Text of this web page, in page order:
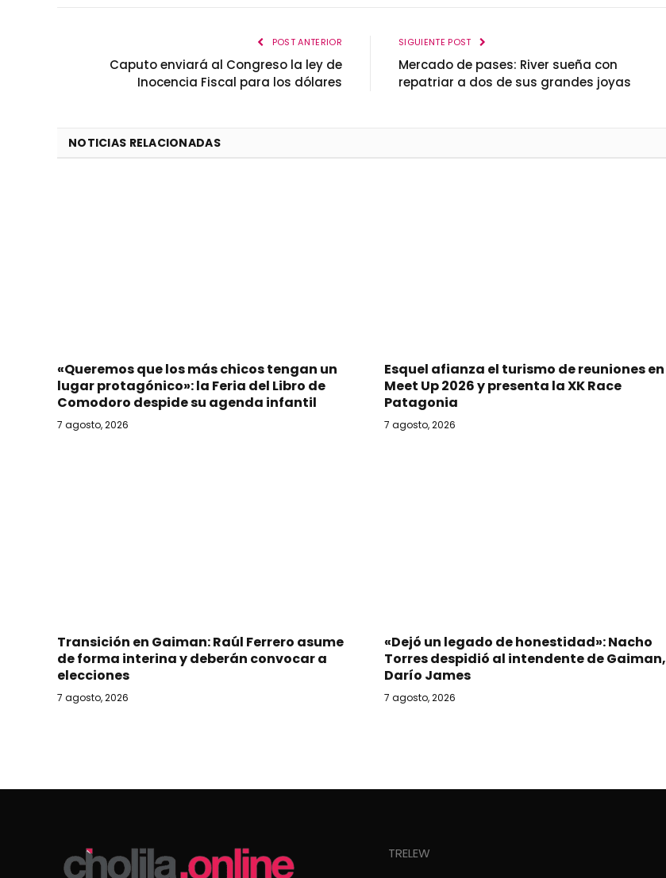
POST ANTERIOR
Caputo enviará al Congreso la ley de
Inocencia Fiscal para los dólares
SIGUIENTE POST
Mercado de pases: River sueña con
repatriar a dos de sus grandes joyas
NOTICIAS RELACIONADAS
«Queremos que los más chicos tengan un
lugar protagónico»: la Feria del Libro de
Comodoro despide su agenda infantil
7 agosto, 2026
Esquel afianza el turismo de reuniones en
Meet Up 2026 y presenta la XK Race
Patagonia
7 agosto, 2026
Transición en Gaiman: Raúl Ferrero asume
de forma interina y deberán convocar a
elecciones
7 agosto, 2026
«Dejó un legado de honestidad»: Nacho
Torres despidió al intendente de Gaiman,
Darío James
7 agosto, 2026
TRELEW